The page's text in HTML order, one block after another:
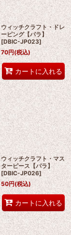
ウィッチクラフト・ドレ
ーピング【パラ】
[DBIC-JP023]
70円(税込)
カートに入れる
ウィッチクラフト・マス
ターピース【パラ】
[DBIC-JP026]
50円(税込)
カートに入れる